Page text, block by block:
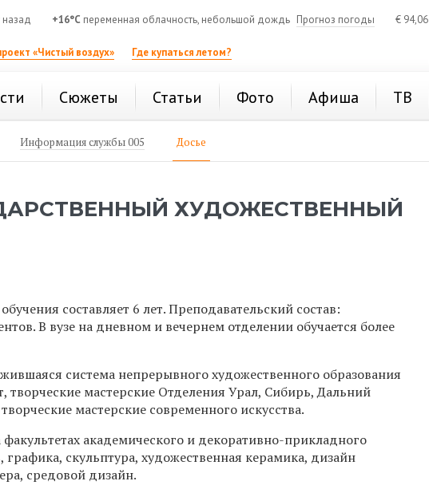
назад +16°C переменная облачность, небольшой дождь Прогноз погоды € 94,06
«Чистый воздух» Где купаться летом?
Сюжеты Статьи Фото Афиша ТВ
Информация службы 005 Досье
ХУДОЖЕСТВЕННЫЙ
составляет 6 лет. Преподавательский состав:
В вузе на дневном и вечернем отделении обучается более
система непрерывного художественного образования
творческие мастерские Отделения Урал, Сибирь, Дальний
мастерские современного искусства.
академического и декоративно-прикладного
скульптура, художественная керамика, дизайн
средовой дизайн.